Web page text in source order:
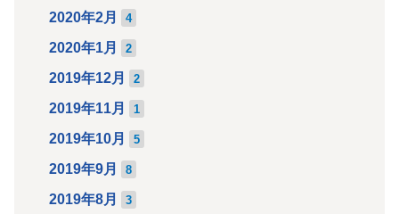
2020年2月 4
2020年1月 2
2019年12月 2
2019年11月 1
2019年10月 5
2019年9月 8
2019年8月 3